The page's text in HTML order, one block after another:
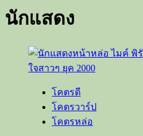
นักแสดง
โคตรดี
โคตรวาร์ป
โคตรหล่อ